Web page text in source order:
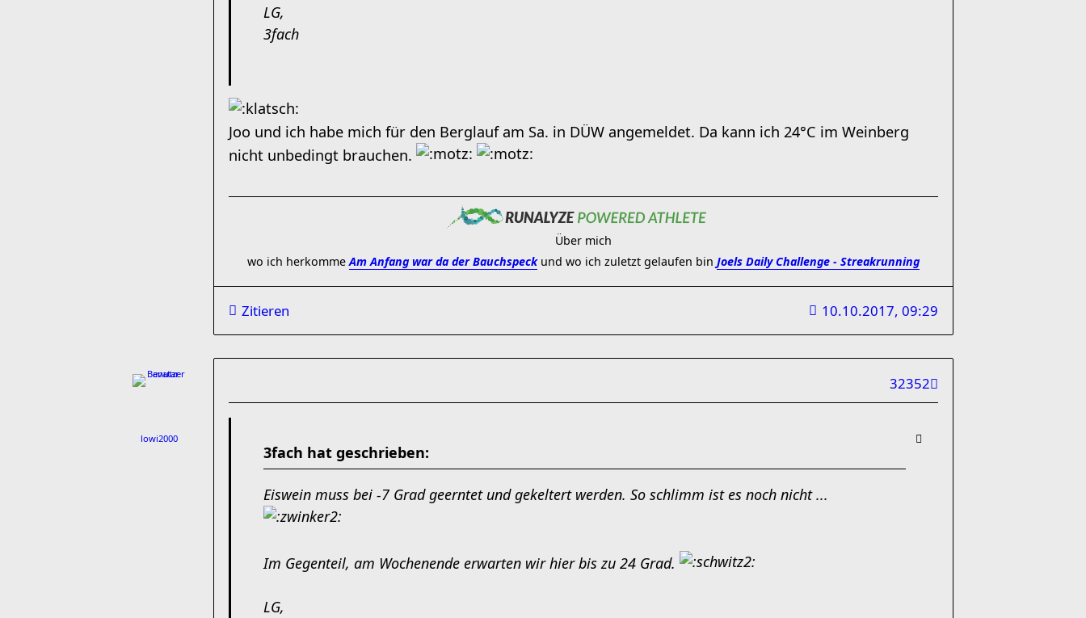
LG,
3fach
Joo und ich habe mich für den Berglauf am Sa. in DÜW angemeldet. Da kann ich 24°C im Weinberg
nicht unbedingt brauchen.
Über mich
wo ich herkommeAm Anfang war da der Bauchspeckund wo ich zuletzt gelaufen bin Joels Daily Challenge - Streakrunning
Zitieren 10.10.2017, 09:29
lowi2000
32352
3fach hat geschrieben:
Eiswein muss bei -7 Grad geerntet und gekeltert werden. So schlimm ist es noch nicht ...
Im Gegenteil, am Wochenende erwarten wir hier bis zu 24 Grad.
LG,